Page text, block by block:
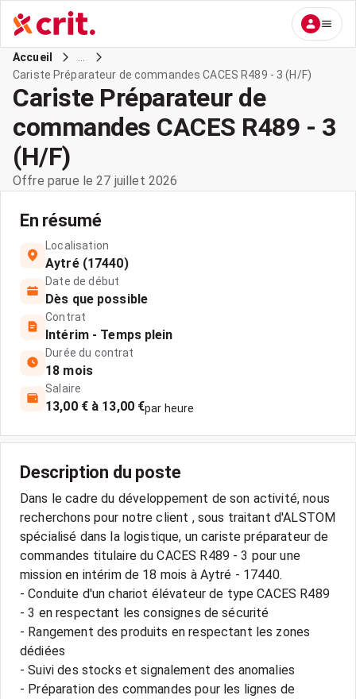
Accueil
Cariste Préparateur de commandes CACES R489 - 3 (H/F)
Cariste Préparateur de
commandes CACES R489 - 3
(H/F)
Offre parue le 27 juillet 2026
En résumé
Localisation
Aytré (17440)
Date de début
Dès que possible
Contrat
Intérim - Temps plein
Durée du contrat
18 mois
Salaire
13,00 € à 13,00 €par heure
Description du poste
Dans le cadre du développement de son activité, nous
recherchons pour notre client , sous traitant d'ALSTOM
spécialisé dans la logistique, un cariste préparateur de
commandes titulaire du CACES R489 - 3 pour une
mission en intérim de 18 mois à Aytré - 17440.
- Conduite d'un chariot élévateur de type CACES R489
- 3 en respectant les consignes de sécurité
- Rangement des produits en respectant les zones
dédiées
- Suivi des stocks et signalement des anomalies
- Préparation des commandes pour les lignes de